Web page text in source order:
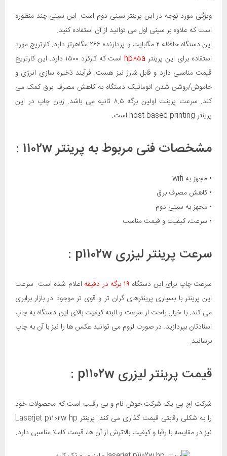
ویژگی مورد توجه در این پرینتر سینی دوم است. این سینی چند منظوره
است که علاوه بر سینی اول می توانید از آن استفاده کنید.
این دستگاه حافظه ۲ مگابایت و پردازنده ۲۶۶ مگاهرتز دارد. کارتریج مورد
استقاده برای این پرینترhp۸۵a
است که کارکرد ۱۵۰۰ دارد. این کارتریج
قیمت مناسبی دارد و قابل شارژ نیز هست. فرآیند ذخیره سازی انرژی و
خاموش/روشن شدن اتوماتیک دستگاه به کاهش مصرف برق کمک می
کند. سرعت پرینت اولین برگه ۸.۵ ثانیه می باشد. زبان چاپ در این
پرینتر host-based printing است.
مشخصات فنی مربوط به پرینتر ۱۱۰۲w :
• مجهز به wifi
• کاهش مصرف برق
• مجهز به سینی دوم
• سرعت، کیفیت و قیمت مناسب
سرعت پرینتر لیزری p۱۱۰۲w :
سرعت چاپ برای این دستگاه ۱۹ برگه در دقیقه
اعلام شده است. سرعت
این پرینتر با بسیاری پرینترهای گران تر و قوی تر موجود در بازار برابری
می کند. با خیال راحت از سرعت و البته کیفیت بالای این دستگاه به چاپ
اسنادتان بپردازید. در صورت لزوم می توانید عکس ها را نیز با آن به چاپ
برسانید.
قیمت پرینتر لیزری p۱۱۰۲w :
شرکت اچ پی یک شرکت خوش نام و بی رقیب است که محصولات خود
را به شکلی رقابتی قیمت گذاری می کند. پرینتر Laserjet p۱۱۰۲w hp
نیز در مقایسه با رقبا و کیفیت بالاترش از آن ها، قیمت کاملا مناسبی دارد.